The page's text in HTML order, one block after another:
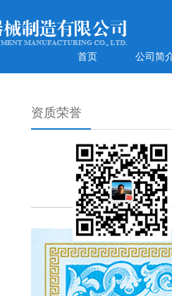
首页 公司简
资质荣誉